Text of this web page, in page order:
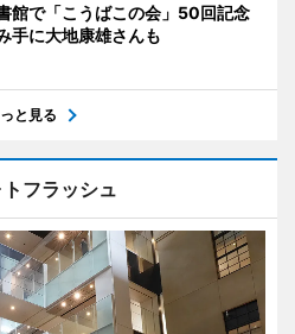
館で「こうばこの会」50回記念
に大地康雄さんも
と見る
フラッシュ